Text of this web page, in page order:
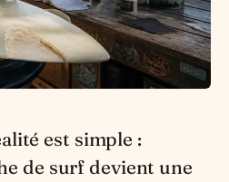
de surf devient une